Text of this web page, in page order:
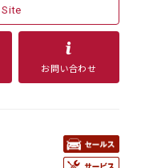
Site
お問い合わせ